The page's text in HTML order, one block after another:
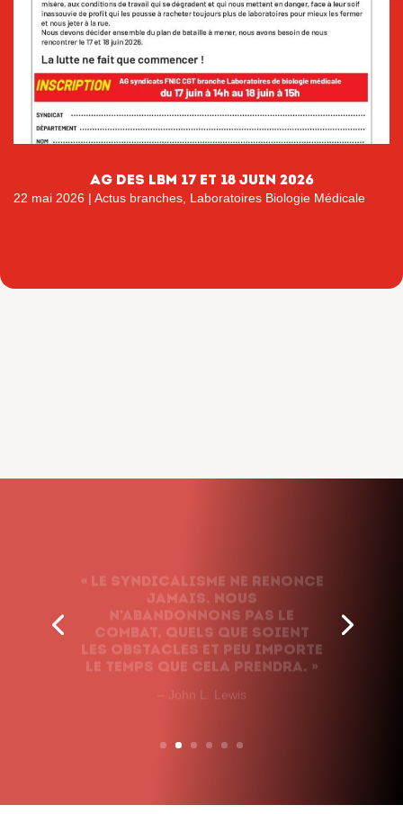
AG DES LBM 17 ET 18 JUIN 2026
22 mai 2026 | Actus branches Laboratoires Biologie Médicale
jamais. Nous
n’abandonnons pas le
combat, quels que soient
les obstacles et peu importe
le temps que cela prendra. »